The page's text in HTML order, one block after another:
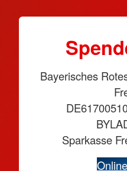
Bayerisches
Sparkasse